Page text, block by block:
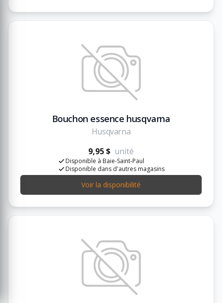
Bouchon essence husqvarna
Husqvarna
9,95 $ unité
Disponible à Baie-Saint-Paul
Disponible dans d'autres magasins
Voir la disponibilité